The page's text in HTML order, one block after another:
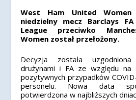
West Ham United Women
niedzielny mecz Barclays FA
League przeciwko
Women został przełożony.
Decyzja została
drużynami i FA ze względu na
pozytywnych przypadków
personelu. Nowa data
potwierdzona w najbliższych